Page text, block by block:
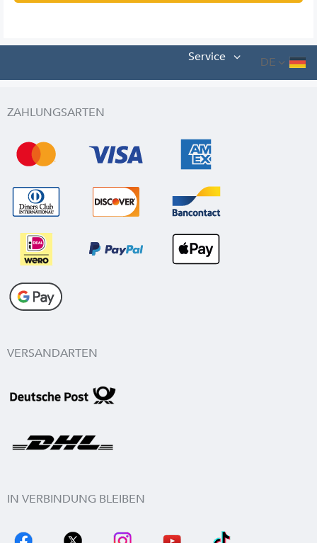
DE
Service
ZAHLUNGSARTEN
VERSANDARTEN
IN VERBINDUNG BLEIBEN